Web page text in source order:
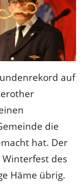
auf
die
hat. Der
des
Häme übrig.